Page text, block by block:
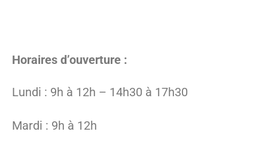
Horaires d’ouverture :
Lundi : 9h à 12h – 14h30 à 17h30
Mardi : 9h à 12h